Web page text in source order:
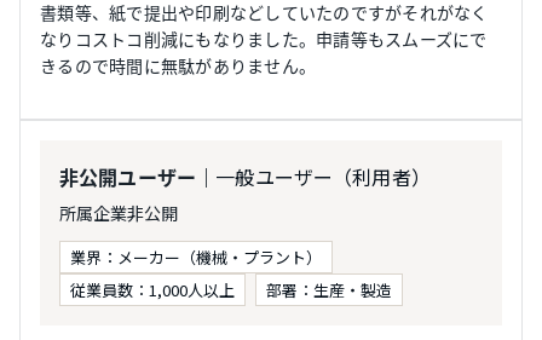
書類等、紙で提出や印刷などしていたのですがそれがなく
なりコストコ削減にもなりました。申請等もスムーズにで
きるので時間に無駄がありません。
非公開ユーザー ｜一般ユーザー（利用者）
所属企業非公開
業界：メーカー（機械・プラント）
従業員数：1,000人以上
部署：生産・製造